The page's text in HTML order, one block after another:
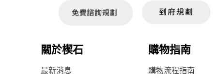
關於楔石 購物指南
最新消息 購物流程指南